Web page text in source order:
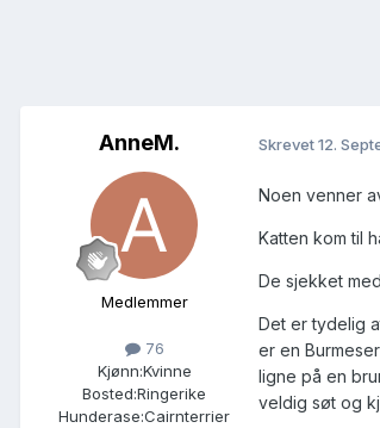
AnneM.
Medlemmer
76
Kjønn:Kvinne
Bosted:Ringerike
Hunderase:Cairnterrier
Skrevet12.
Noen venner
Katten kom til
De sjekket
Det er tydelig
er en
ligne på en
veldig søt og